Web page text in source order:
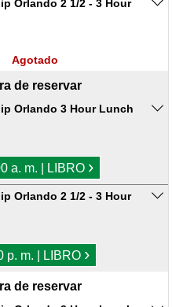
Orlando 2 1/2 - 3 Hour
Agotado
de reservar
Orlando 3 Hour Lunch
a. m. | LIBRO ›
Orlando 2 1/2 - 3 Hour
p. m. | LIBRO ›
de reservar